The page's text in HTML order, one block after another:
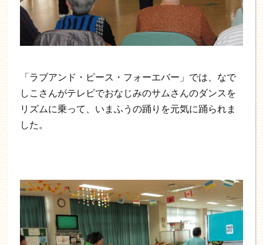
「ラブアンド・ピース・フォーエバー」では、なで
しこさんがテレビでおなじみのサムさんのダンスを
リズムに乗って、いまふうの踊りを元気に踊られま
した。